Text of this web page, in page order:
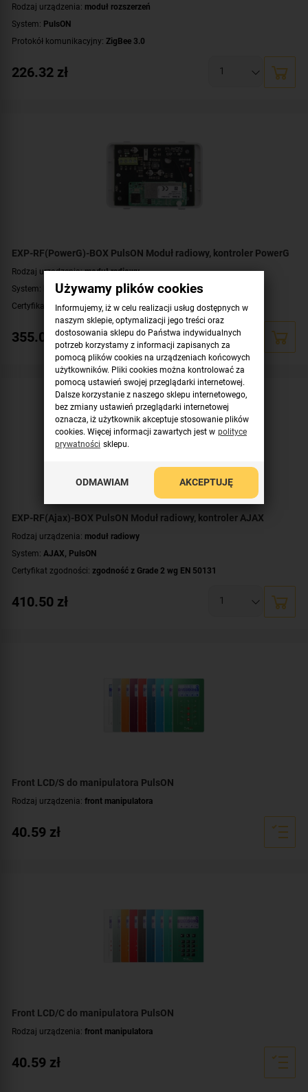
Rodzaj urządzenia: moduł rozszerzeń
System: PulsON
Protokół komunikacyjny: ZigBee 3.0
226.32 zł
EXP-RF(PowerG)-BOX PulsON Moduł radiowy, kontroler PowerG
Rodzaj urządzenia:moduł radiowy
System:
PulsON,PowerG
Certyfikat zgodności:zgodność z Grade 2 wg EN 50131
355.00zł
EXP-RF(Ajax)-BOX PulsON Moduł radiowy, kontroler AJAX
Rodzaj urządzenia: moduł radiowy
System: AJAX PulsON
Certyfikat zgodności: zgodność z Grade 2 wg EN 50131
410.50 zł
Front LCD/S do manipulatora PulsON
Rodzaj urządzenia: front manipulatora
40.59 zł
Front LCD/C do manipulatora PulsON
Rodzaj urządzenia: front manipulatora
40.59 zł
Używamy plików cookies
Informujemy, iż w celu realizacji usług dostępnych w
naszym sklepie, optymalizacji jego treści oraz
dostosowania sklepu do Państwa indywidualnych
potrzeb korzystamy z informacji zapisanych za
pomocą plików cookies na urządzeniach końcowych
użytkowników. Pliki cookies można kontrolować za
pomocą ustawień swojej przeglądarki internetowej.
Dalsze korzystanie z naszego sklepu internetowego,
bez zmiany ustawień przeglądarki internetowej
oznacza, iż użytkownik akceptuje stosowanie plików
cookies. Więcej informacji zawartych jest w polityce
prywatności sklepu.
ODMAWIAM AKCEPTUJĘ